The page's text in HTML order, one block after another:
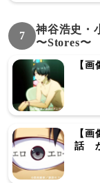
7
神谷浩史・
〜Stores〜
【
【
話